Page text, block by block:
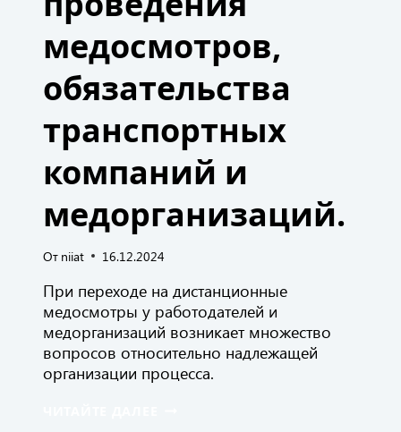
медосмотров,
обязательства
транспортных
компаний и
медорганизаций.
От niiat 16.12.2024
При переходе на дистанционные
медосмотры у работодателей и
медорганизаций возникает множество
вопросов относительно надлежащей
организации процесса.